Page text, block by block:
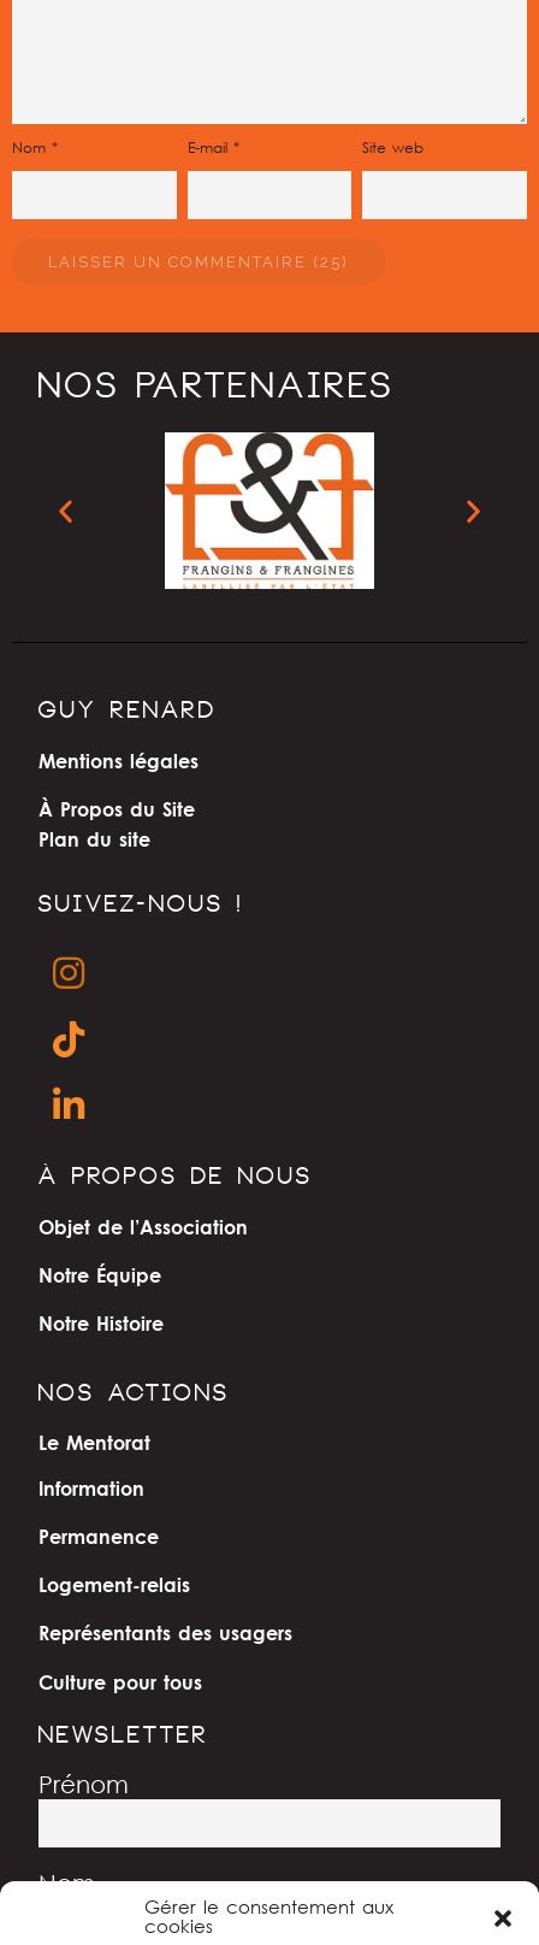
Gérer le consentement aux
cookies
Nom * E-mail * Site web
NOS PARTENAIRES
GUY RENARD
Mentions légales
À Propos du Site
Plan du site
SUIVEZ-NOUS !
À PROPOS DE NOUS
Objet de l’Association
Notre Équipe
Notre Histoire
NOS ACTIONS
Le Mentorat
Information
Permanence
Logement-relais
Représentants des usagers
Culture pour tous
NEWSLETTER
Prénom
Nom